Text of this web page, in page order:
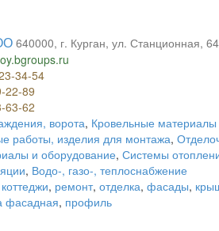
640000, г. Курган, ул. Станционная,
34-54
22-89
63-62
ворота, Кровельные
работы, изделия для монтажа,
и оборудование, Системы
, Водо-, газо-, теплоснабжение
коттеджи, ремонт, отделка, фасады,
фасадная, профиль